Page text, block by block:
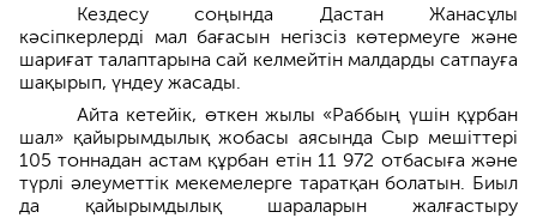
Кездесу соңында Дастан Жанасұлы
кәсіпкерлерді мал бағасын негізсіз көтермеуге және
шариғат талаптарына сай келмейтін малдарды сатпауға
шақырып, үндеу жасады.
Айта кетейік, өткен жылы «Раббың үшін құрбан
шал» қайырымдылық жобасы аясында Сыр мешіттері
105 тоннадан астам құрбан етін 11 972 отбасыға және
түрлі әлеуметтік мекемелерге таратқан болатын. Биыл
да қайырымдылық шараларын жалғастыру